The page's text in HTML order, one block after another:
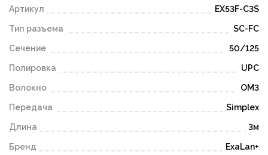
Артикул EX53F-C3S
Тип разъема SC-FC
Сечение 50/125
Полировка UPC
Волокно OM3
Передача Simplex
Длина 3м
Бренд ExaLan+